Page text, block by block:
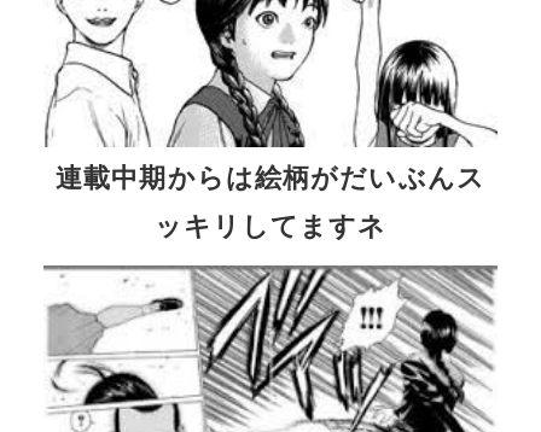
連載中期からは絵柄がだいぶんス
ッキリしてますネ